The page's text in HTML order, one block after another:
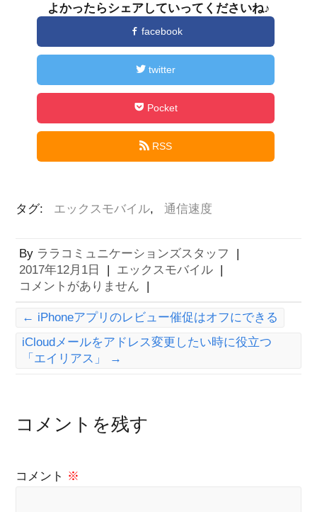
よかったらシェアしていってくださいね♪
facebook
twitter
Pocket
RSS
タグ: エックスモバイル, 通信速度
By ララコミュニケーションズスタッフ
|
2017年12月1日
| エックスモバイル |
コメントがありません
|
← iPhoneアプリのレビュー催促はオフにできる
iCloudメールをアドレス変更したい時に役立つ
「エイリアス」
→
コメントを残す
コメント ※